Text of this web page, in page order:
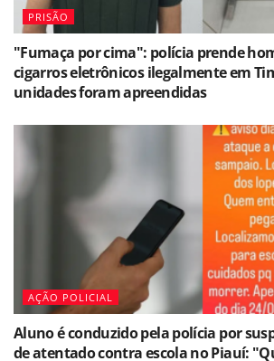
PRISÃO
"Fumaça por cima": polícia prende
cigarros eletrônicos ilegalmente em
unidades foram apreendidas
AÇÃO POLICIAL
Aluno é conduzido pela polícia por
de atentado contra escola no Piauí: